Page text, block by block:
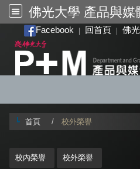
佛光大學 產品與媒
Facebook 回首頁 佛
首頁 校外榮譽
校內榮譽 校外榮譽